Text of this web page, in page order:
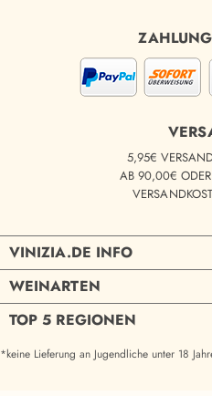
5,95€
AB 90,00€
VINIZIA.DE INFO
WEINARTEN
TOP 5 REGIONEN
*keine Lieferung an Jugendliche unter 18